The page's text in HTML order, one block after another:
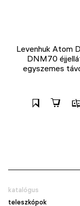
Levenhuk Atom
DNM70
egyszemes
katalógus
teleszkópok